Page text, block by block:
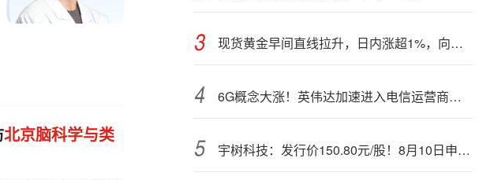
北京脑科学与类
现货黄金早间直线拉升，日内涨超1%，向上突破4300美元关口
6G概念大涨！英伟达加速进入电信运营商市场？
宇树科技：发行价150.80元/股！8月10日申购，DeepSeek参与战略配售